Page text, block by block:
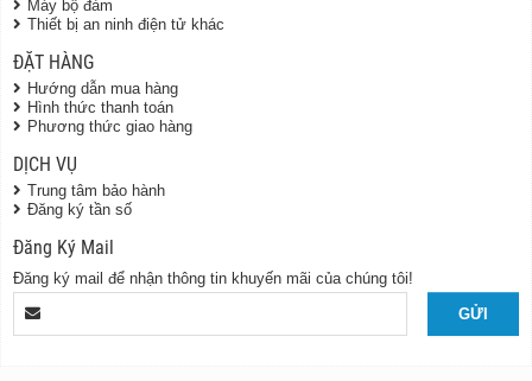
Máy bộ đàm
Thiết bị an ninh điện tử khác
ĐẶT HÀNG
Hướng dẫn mua hàng
Hình thức thanh toán
Phương thức giao hàng
DỊCH VỤ
Trung tâm bảo hành
Đăng ký tần số
Đăng Ký Mail
Đăng ký mail để nhận thông tin khuyến mãi của chúng tôi!